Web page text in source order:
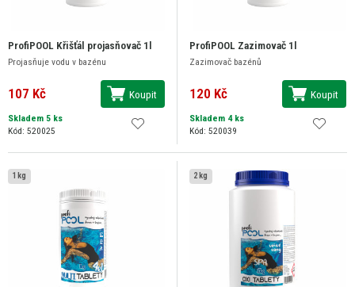
ProfiPOOL Křišťál projasňovač 1l
Projasňuje vodu v bazénu
107 Kč Koupit
Skladem 5 ks
Kód: 520025
ProfiPOOL Zazimovač 1l
Zazimovač bazénů
120 Kč Koupit
Skladem 4 ks
Kód: 520039
1 kg 2 kg